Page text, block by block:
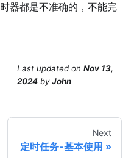
器都是不准确的，不能完
Last updated on Nov 13,
2024 byJohn
Next
定时任务-基本使用